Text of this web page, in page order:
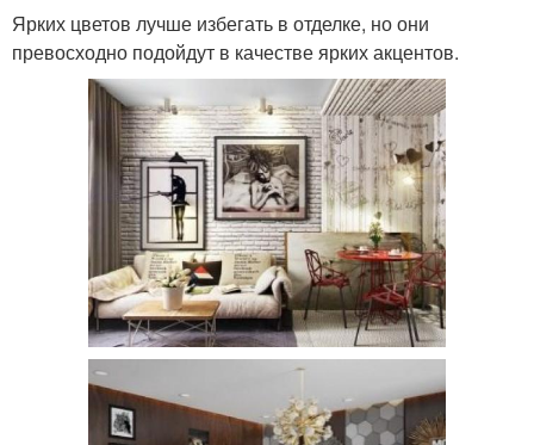
Ярких цветов лучше избегать в отделке, но они
превосходно подойдут в качестве ярких акцентов.